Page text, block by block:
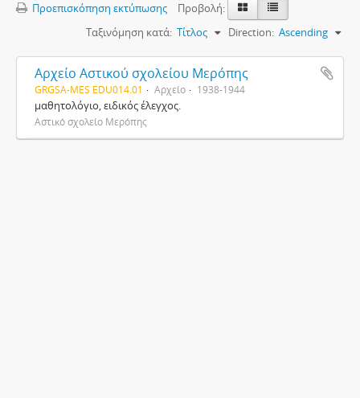
Προεπισκόπηση εκτύπωσης
Προβολή:
Ταξινόμηση κατά: Τίτλος Direction: Ascending
Αρχείο Αστικού σχολείου Μερόπης
GRGSA-MES EDU014.01 Αρχείο 1938-1944
μαθητολόγιο, ειδικός έλεγχος.
Αστικό σχολείο Μερόπης